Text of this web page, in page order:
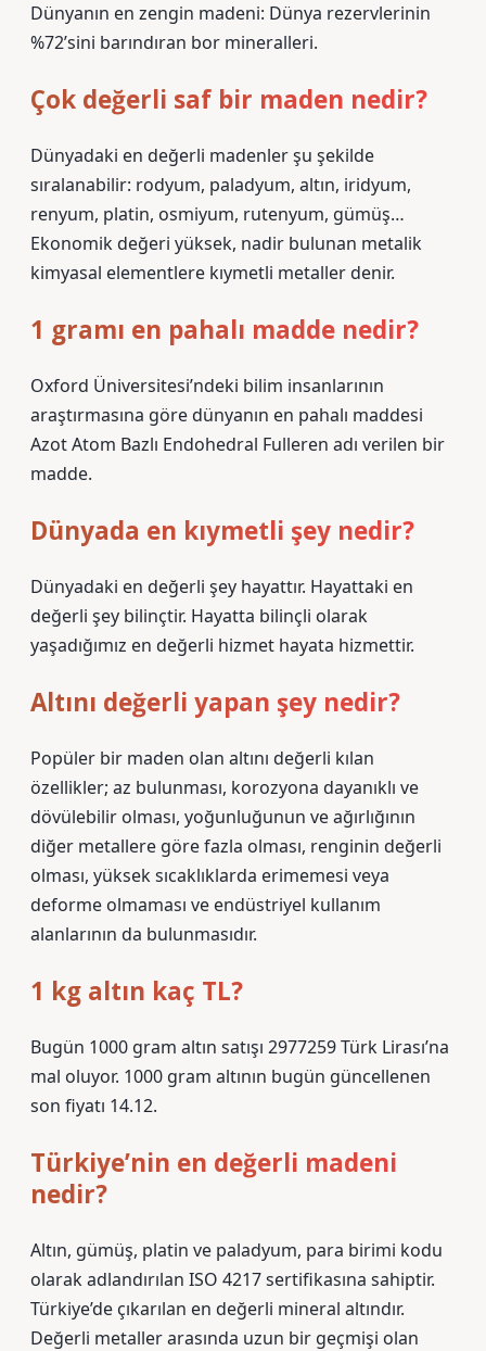
Dünyanın en zengin madeni: Dünya rezervlerinin
%72’sini barındıran bor mineralleri.
Çok değerli saf bir maden nedir?
Dünyadaki en değerli madenler şu şekilde
sıralanabilir: rodyum, paladyum, altın, iridyum,
renyum, platin, osmiyum, rutenyum, gümüş…
Ekonomik değeri yüksek, nadir bulunan metalik
kimyasal elementlere kıymetli metaller denir.
1 gramı en pahalı madde nedir?
Oxford Üniversitesi’ndeki bilim insanlarının
araştırmasına göre dünyanın en pahalı maddesi
Azot Atom Bazlı Endohedral Fulleren adı verilen bir
madde.
Dünyada en kıymetli şey nedir?
Dünyadaki en değerli şey hayattır. Hayattaki en
değerli şey bilinçtir. Hayatta bilinçli olarak
yaşadığımız en değerli hizmet hayata hizmettir.
Altını değerli yapan şey nedir?
Popüler bir maden olan altını değerli kılan
özellikler; az bulunması, korozyona dayanıklı ve
dövülebilir olması, yoğunluğunun ve ağırlığının
diğer metallere göre fazla olması, renginin değerli
olması, yüksek sıcaklıklarda erimemesi veya
deforme olmaması ve endüstriyel kullanım
alanlarının da bulunmasıdır.
1 kg altın kaç TL?
Bugün 1000 gram altın satışı 2977259 Türk Lirası’na
mal oluyor. 1000 gram altının bugün güncellenen
son fiyatı 14.12.
Türkiye’nin en değerli madeni
nedir?
Altın, gümüş, platin ve paladyum, para birimi kodu
olarak adlandırılan ISO 4217 sertifikasına sahiptir.
Türkiye’de çıkarılan en değerli mineral altındır.
Değerli metaller arasında uzun bir geçmişi olan